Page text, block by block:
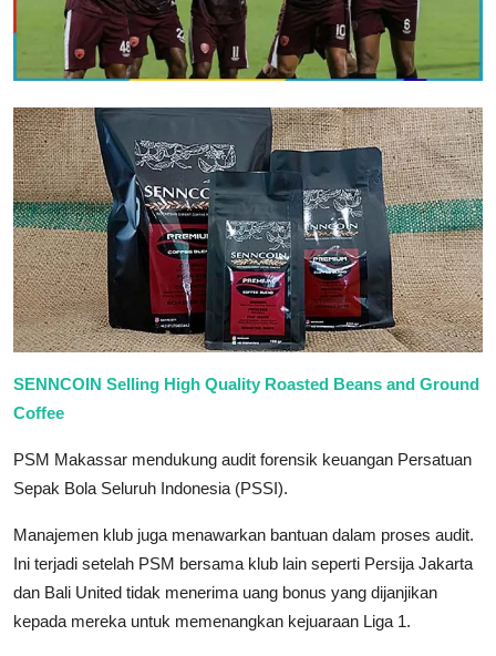
SENNCOIN Selling High Quality Roasted Beans and Ground
Coffee
PSM Makassar mendukung audit forensik keuangan Persatuan
Sepak Bola Seluruh Indonesia (PSSI).
Manajemen klub juga menawarkan bantuan dalam proses audit.
Ini terjadi setelah PSM bersama klub lain seperti Persija Jakarta
dan Bali United tidak menerima uang bonus yang dijanjikan
kepada mereka untuk memenangkan kejuaraan Liga 1.